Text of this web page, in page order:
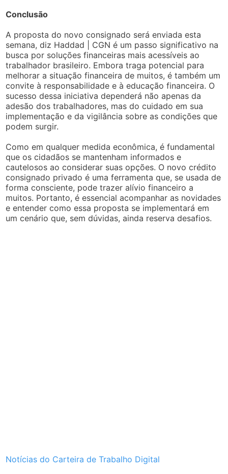
Conclusão
A proposta do novo consignado será enviada esta
semana, diz Haddad | CGN é um passo significativo na
busca por soluções financeiras mais acessíveis ao
trabalhador brasileiro. Embora traga potencial para
melhorar a situação financeira de muitos, é também um
convite à responsabilidade e à educação financeira. O
sucesso dessa iniciativa dependerá não apenas da
adesão dos trabalhadores, mas do cuidado em sua
implementação e da vigilância sobre as condições que
podem surgir.
Como em qualquer medida econômica, é fundamental
que os cidadãos se mantenham informados e
cautelosos ao considerar suas opções. O novo crédito
consignado privado é uma ferramenta que, se usada de
forma consciente, pode trazer alívio financeiro a
muitos. Portanto, é essencial acompanhar as novidades
e entender como essa proposta se implementará em
um cenário que, sem dúvidas, ainda reserva desafios.
Notícias do Carteira de Trabalho Digital